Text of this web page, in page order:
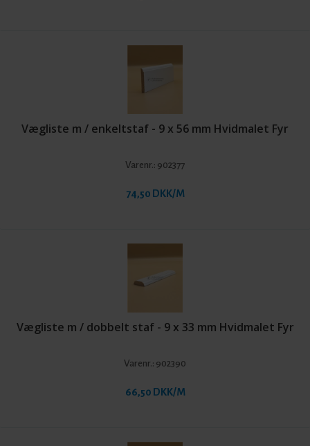
Vægliste m / enkeltstaf - 9 x 56 mm Hvidmalet Fyr
Varenr.: 902377
74,50 DKK/M
Vægliste m / dobbelt staf - 9 x 33 mm Hvidmalet Fyr
Varenr.: 902390
66,50 DKK/M